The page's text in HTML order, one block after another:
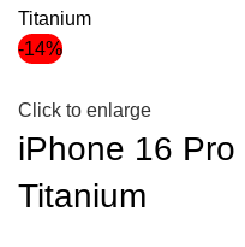
Titanium
-14%
Click to enlarge
iPhone 16
Titanium